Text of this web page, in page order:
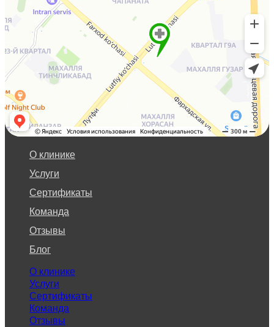
О клинике
Услуги
Сертификаты
Команда
Отзывы
Блог
О клинике
Услуги
Сертификаты
Команда
Отзывы